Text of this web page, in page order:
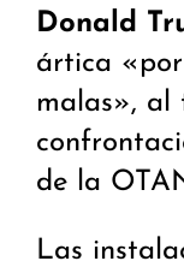
Donald
ártica
malas», al
de la
Las